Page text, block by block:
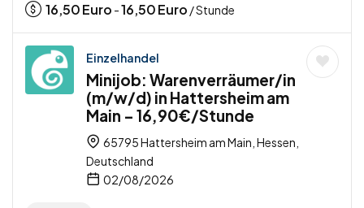
16,50Euro -16,50Euro / Stunde
Einzelhandel
Minijob: Warenverräumer/in
(m/w/d) in Hattersheim am
Main – 16,90€/Stunde
65795 Hattersheim am Main, Hessen,
Deutschland
02/08/2026